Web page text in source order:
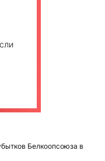
Белкоопсоюза в